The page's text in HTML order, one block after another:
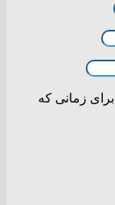
زمانی که